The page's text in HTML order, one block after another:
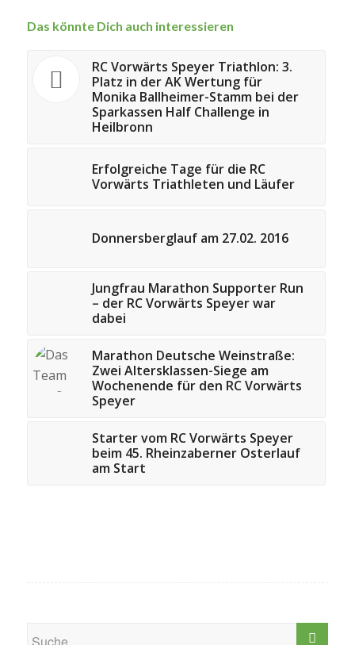
Das könnte Dich auch interessieren
RC Vorwärts Speyer Triathlon: 3.
Platz in der AK Wertung für
Monika Ballheimer-Stamm bei der
Sparkassen Half Challenge in
Heilbronn
Erfolgreiche Tage für die RC
Vorwärts Triathleten und Läufer
Donnersberglauf am 27.02. 2016
Jungfrau Marathon Supporter Run
– der RC Vorwärts Speyer war
dabei
Marathon Deutsche Weinstraße:
Zwei Altersklassen-Siege am
Wochenende für den RC Vorwärts
Speyer
Starter vom RC Vorwärts Speyer
beim 45. Rheinzaberner Osterlauf
am Start